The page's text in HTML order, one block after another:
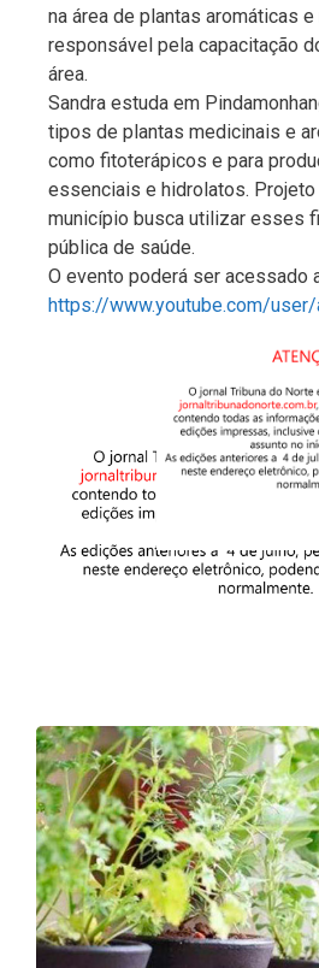
na área de plantas aromáticas
responsável pela capacitação
área.
Sandra estuda em
tipos de plantas medicinais e
como fitoterápicos e para
essenciais e hidrolatos.
município busca utilizar esses
pública de saúde.
O evento poderá ser acessado
https://www.youtube.com/